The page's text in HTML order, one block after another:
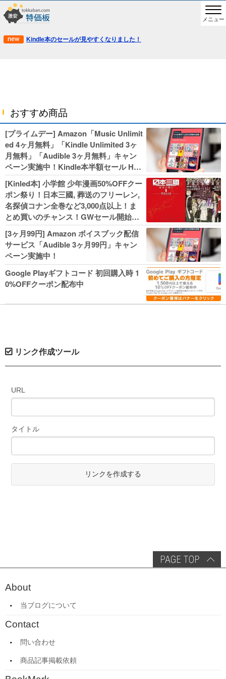
メニュー
Kindle本のセールが見やすくなりました！
おすすめ商品
[プライムデー] Amazon「Music Unlimit
ed 4ヶ月無料」「Kindle Unlimited 3ヶ
月無料」「Audible 3ヶ月無料」キャン
ペーン実施中！Kindle本半額セール HU
NTER×HUNTERなど集英社、無職転生,
幼女戦記などKADOKAWA、キャプテン
翼100円セールも！
[Kinled本] 小学館 少年漫画50%OFFクー
ポン祭り！日本三國, 葬送のフリーレン,
名探偵コナン全巻など3,000点以上！ま
とめ買いのチャンス！GWセール開始！
人気コミック多数 カドカワ祭やIT関連本
がセールに！
[3ヶ月99円] Amazon ボイスブック配信
サービス「Audible 3ヶ月99円」キャン
ペーン実施中！
Google Playギフトコード 初回購入時 1
0%OFFクーポン配布中
リンク作成ツール
URL
タイトル
リンクを作成する
About
当ブログについて
Contact
問い合わせ
商品記事掲載依頼